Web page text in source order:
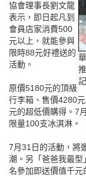
協會理事長劉文龍
表示，即日起凡到
會員店家消費500
元以上，就能參與
限時88元好禮送的
活動。
原價5180元的頂級
行李箱、售價4280
元的超低價購得。7
限量100支冰淇淋。
7月31日的活動，將
潮。另「爸爸我最
名參加即送價值千元